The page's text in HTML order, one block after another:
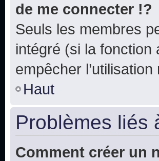
de me connecter !?
Seuls les membres
intégré (si la fonction
empêcher
Haut
Problèmes liés
Comment créer un